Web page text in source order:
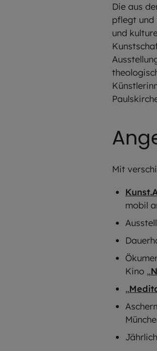
Die aus
pflegt und
und
Mit
mobil
Kino „
„